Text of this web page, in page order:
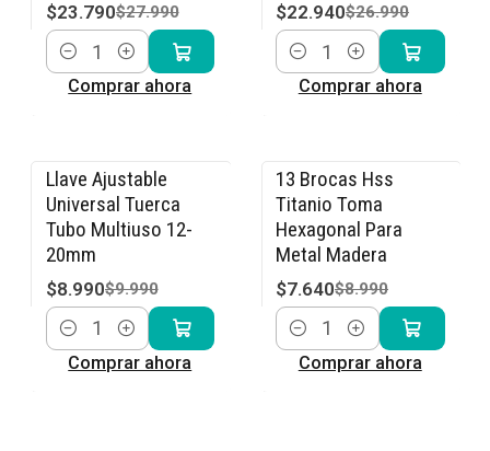
$23.790$27.990
Cantidad
Comprar ahora
$22.940$26.990
Cantidad
Comprar ahora
-10% OFF
Llave Ajustable
Universal Tuerca
Tubo Multiuso 12-
20mm
$8.990$9.990
Cantidad
Comprar ahora
-15% OFF
13 Brocas Hss
Titanio Toma
Hexagonal Para
Metal Madera
$7.640$8.990
Cantidad
Comprar ahora